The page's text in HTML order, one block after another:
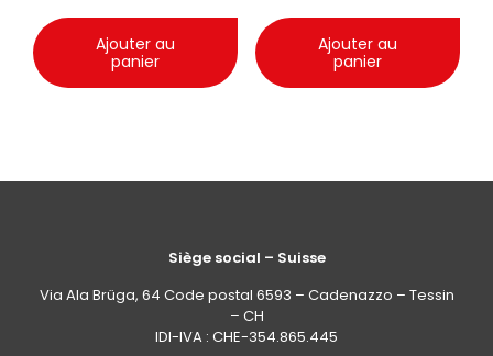
Ajouter au
panier
Ajouter au
panier
Siège social – Suisse
Via Ala Brüga, 64 Code postal 6593 – Cadenazzo – Tessin
– CH
IDI-IVA : CHE-354.865.445